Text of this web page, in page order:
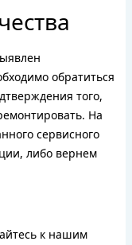
обратиться
того,
На
сервисного
либо вернем
к нашим